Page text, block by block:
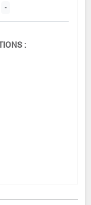
-
: